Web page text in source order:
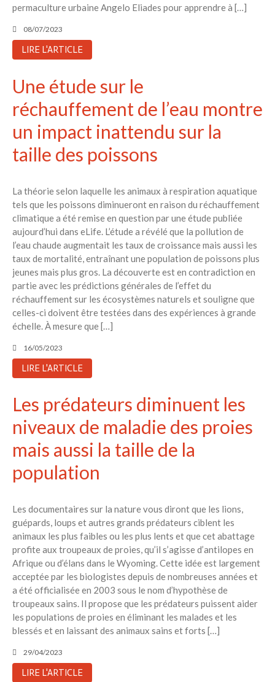
permaculture urbaine Angelo Eliades pour apprendre à […]
08/07/2023
LIRE L'ARTICLE
Une étude sur le
réchauffement de l’eau montre
un impact inattendu sur la
taille des poissons
La théorie selon laquelle les animaux à respiration aquatique
tels que les poissons diminueront en raison du réchauffement
climatique a été remise en question par une étude publiée
aujourd’hui dans eLife. L’étude a révélé que la pollution de
l’eau chaude augmentait les taux de croissance mais aussi les
taux de mortalité, entraînant une population de poissons plus
jeunes mais plus gros. La découverte est en contradiction en
partie avec les prédictions générales de l’effet du
réchauffement sur les écosystèmes naturels et souligne que
celles-ci doivent être testées dans des expériences à grande
échelle. À mesure que […]
16/05/2023
LIRE L'ARTICLE
Les prédateurs diminuent les
niveaux de maladie des proies
mais aussi la taille de la
population
Les documentaires sur la nature vous diront que les lions,
guépards, loups et autres grands prédateurs ciblent les
animaux les plus faibles ou les plus lents et que cet abattage
profite aux troupeaux de proies, qu’il s’agisse d’antilopes en
Afrique ou d’élans dans le Wyoming. Cette idée est largement
acceptée par les biologistes depuis de nombreuses années et
a été officialisée en 2003 sous le nom d’hypothèse de
troupeaux sains. Il propose que les prédateurs puissent aider
les populations de proies en éliminant les malades et les
blessés et en laissant des animaux sains et forts […]
29/04/2023
LIRE L'ARTICLE